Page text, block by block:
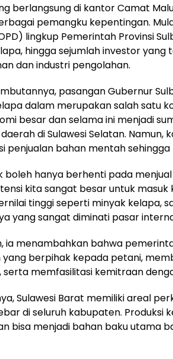
berlangsung di kantor Camat
pemangku kepentingan.
lingkup Pemerintah Provinsi
hingga sejumlah investor
dan industri pengolahan.
pasangan Gubernur
dalam merupakan salah satu
besar dan selama ini menjadi
di Sulawesi Selatan. Namun,
penjualan bahan mentah
boleh hanya berhenti pada
kita sangat besar untuk
tinggi seperti minyak kelapa,
yang sangat diminati pasar
ia menambahkan bahwa
yang berpihak kepada petani,
serta memfasilitasi kemitraan
Sulawesi Barat memiliki areal
di seluruh kabupaten. Produksi
bisa menjadi bahan baku utama